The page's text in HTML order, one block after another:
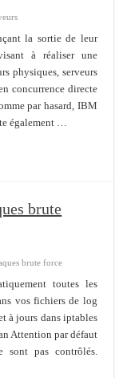
la sortie de leur
à réaliser une
physiques, serveurs
concurrence directe
par hasard, IBM
également …
brute
brute force
toutes les
vos fichiers de log
à jours dans iptables
Attention par défaut
sont pas contrôlés.